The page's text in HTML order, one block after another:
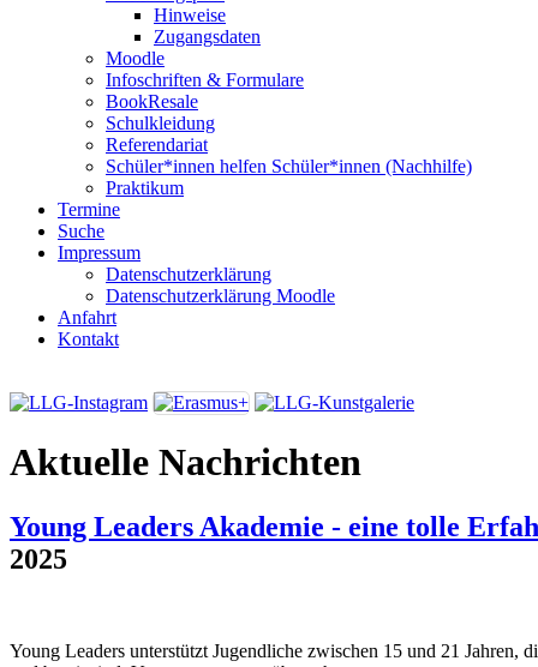
Hinweise
Zugangsdaten
Moodle
Infoschriften & Formulare
BookResale
Schulkleidung
Referendariat
Schüler*innen helfen Schüler*innen (Nachhilfe)
Praktikum
Termine
Suche
Impressum
Datenschutzerklärung
Datenschutzerklärung Moodle
Anfahrt
Kontakt
Aktuelle Nachrichten
Young Leaders Akademie - eine tolle
2025
Young Leaders unterstützt Jugendliche zwischen 15 und 21 Jahren,